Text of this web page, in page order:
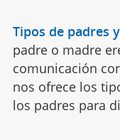
Tipos de padres
padre o madre
comunicación
nos ofrece los
los padres para